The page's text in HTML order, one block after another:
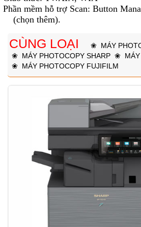
mềm hỗ trợ Scan: Button
(chọn thêm).
CÙNG LOẠI ❀ MÁY
❀ MÁY PHOTOCOPY SHARP ❀
❀ MÁY PHOTOCOPY FUJIFILM